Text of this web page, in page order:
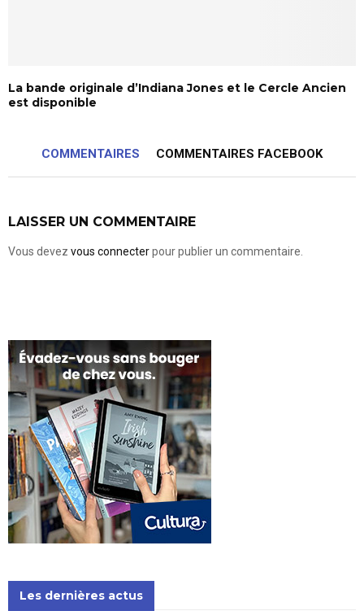
La bande originale d’Indiana Jones et le Cercle Ancien
est disponible
COMMENTAIRES COMMENTAIRES FACEBOOK
LAISSER UN COMMENTAIRE
Vous devez vous connecterpour publier un commentaire.
Les dernières actus